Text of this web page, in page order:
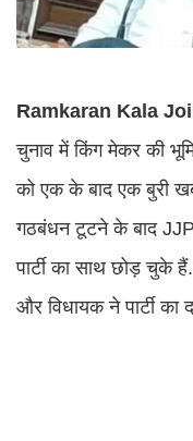
Ramkaran Kala
चुनाव में किंग मेकर की
को एक के बाद एक बुरी
गठबंधन टूटने के बाद JJP
पार्टी का साथ छोड़ चुके
और विधायक ने पार्टी का